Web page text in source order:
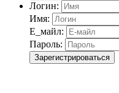
Логин:
Имя:
Е_майл:
Пароль:
Зарегистрироваться